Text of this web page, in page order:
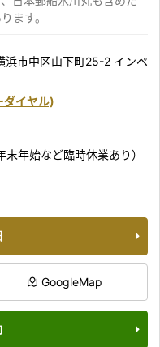
ます。
市中区山下町25-2 インペ
イヤル)
年始など臨時休業あり）
GoogleMap